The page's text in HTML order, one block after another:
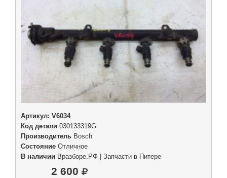
Артикул: V6034
Код детали 030133319G
Производитель Bosch
Состояние Отличное
В наличии Вразборе.РФ | Запчасти в Питере
2 600